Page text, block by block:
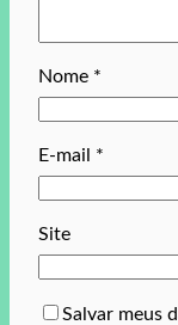
Nome *
E-mail *
Site
Salvar meus